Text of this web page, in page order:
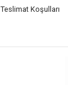
Teslimat Koşulları